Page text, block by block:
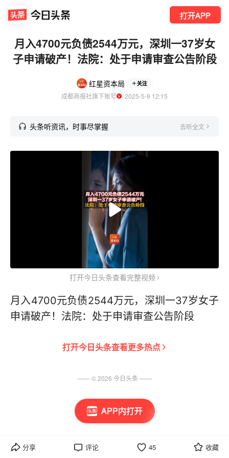
打开APP
APP内打开
月入4700元负债2544万元，深圳一37岁女
子申请破产！法院：处于申请审查公告阶段
红星资本局 关注
成都商报社旗下账号
  2025-5-9 12:15
头条听资讯，时事尽掌握 去听全文
打开今日头条查看完整视频
月入4700元负债2544万元，深圳一37岁女子
申请破产！法院：处于申请审查公告阶段
打开今日头条查看更多热点
分享 评论 45 收藏
—— ©2026 今日头条 ——